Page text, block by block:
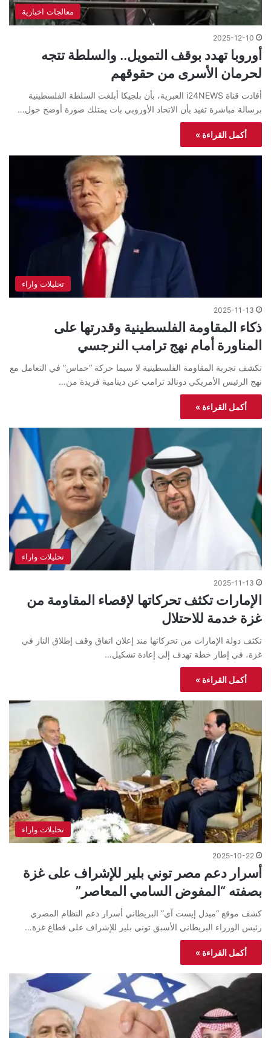
معالجات اخبارية
2025-12-10
أوروبا تهدد بوقف التمويل.. والسلطة تتجه
لحرمان الأسرى من حقوقهم
أفادت قناة i24NEWS العبرية، بأن بلجيكا أبلغت السلطة الفلسطينية
برسالة مباشرة تفيد بأن الاتحاد الأوروبي بات يمتلك صورة أوضح حول…
أكمل القراءة »
تحليلات واراء
2025-11-13
ذكاء المقاومة الفلسطينية وقدرتها على
المناورة أمام نهج ترامب النرجسي
تكشف تجربة المقاومة الفلسطينية لا سيما حركة “حماس” في التعامل مع
نهج الرئيس الأمريكي دونالد ترامب عن دينامية فريدة من…
أكمل القراءة »
تحليلات واراء
2025-11-13
الإمارات تكثف تحركاتها لإقصاء المقاومة من
غزة خدمة للاحتلال
تكثف دولة الإمارات من تحركاتها منذ إعلان اتفاق وقف إطلاق النار في
غزة، في إطار خطة تهدف إلى إعادة تشكيل…
أكمل القراءة »
تحليلات واراء
2025-10-22
أسرار دعم مصر توني بلير للإشراف على غزة
بصفته “المفوض السامي المعاصر”
كشف موقع “ميدل إيست آي” البريطاني أسرار دعم النظام المصري
رئيس الوزراء البريطاني الأسبق توني بلير للإشراف على قطاع غزة…
أكمل القراءة »